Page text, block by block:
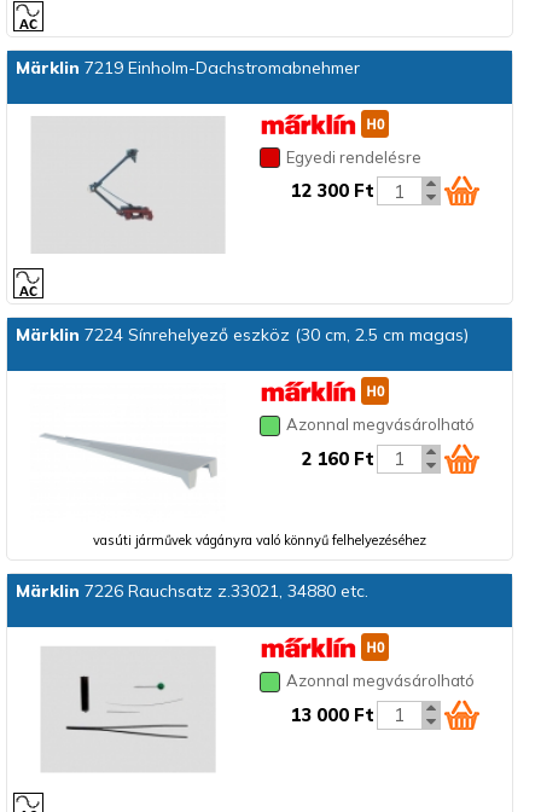
Märklin 7219 Einholm-Dachstromabnehmer
Egyedi rendelésre
12 300 Ft
Märklin 7224 Sínrehelyező eszköz (30 cm, 2.5 cm magas)
Azonnal megvásárolható
2 160 Ft
vasúti járművek vágányra való könnyű felhelyezéséhez
Märklin 7226 Rauchsatz z.33021, 34880 etc.
Azonnal megvásárolható
13 000 Ft